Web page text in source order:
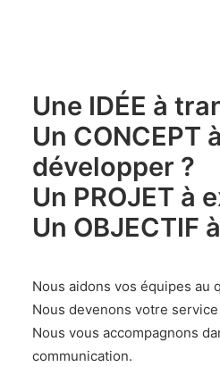
Une IDÉE à
Un CONCEPT à
développer ?
Un PROJET à
Un OBJECTIF
Nous aidons vos équipes au
Nous devenons votre
Nous vous accompagnons
communication.